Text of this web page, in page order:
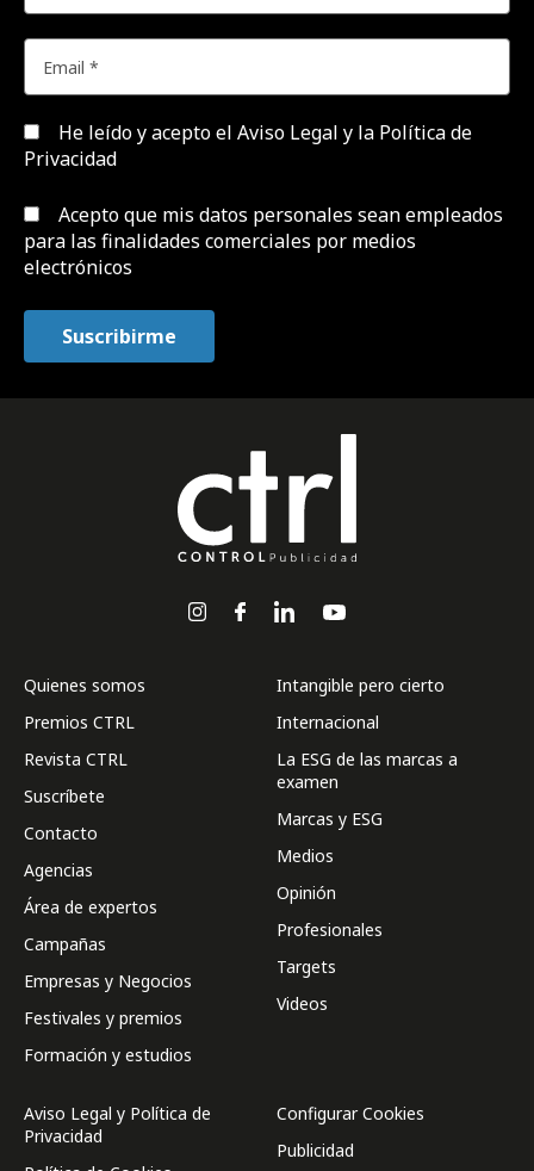
He leído y acepto el Aviso Legal y la Política de
Privacidad
Acepto que mis datos personales sean empleados
para las finalidades comerciales por medios
electrónicos
Quienes somos
Premios CTRL
Revista CTRL
Suscríbete
Contacto
Agencias
Área de expertos
Campañas
Empresas y Negocios
Festivales y premios
Formación y estudios
Intangible pero cierto
Internacional
La ESG de las marcas a
examen
Marcas y ESG
Medios
Opinión
Profesionales
Targets
Videos
Aviso Legal y Política de
Privacidad
Configurar Cookies
Publicidad